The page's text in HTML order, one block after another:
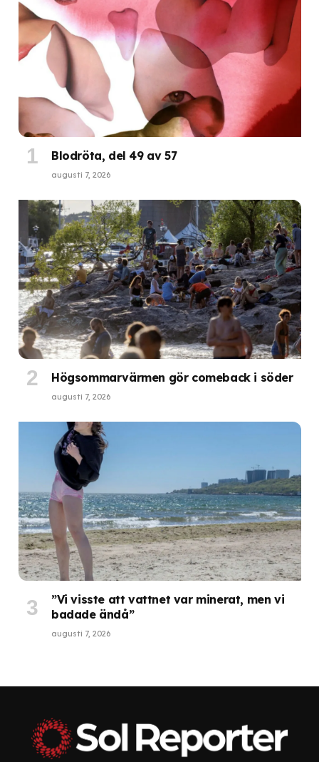
Blodröta, del 49 av 57
augusti 7, 2026
Högsommarvärmen gör comeback i söder
augusti 7, 2026
”Vi visste att vattnet var minerat, men vi
badade ändå”
augusti 7, 2026